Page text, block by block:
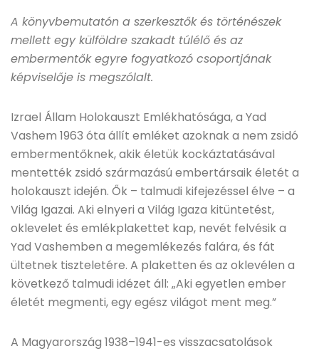
A könyvbemutatón a szerkesztők és történészek
mellett egy külföldre szakadt túlélő és az
embermentők egyre fogyatkozó csoportjának
képviselője is megszólalt.
Izrael Állam Holokauszt Emlékhatósága, a Yad
Vashem 1963 óta állít emléket azoknak a nem zsidó
embermentőknek, akik életük kockáztatásával
mentették zsidó származású embertársaik életét a
holokauszt idején. Ők – talmudi kifejezéssel élve – a
Világ Igazai. Aki elnyeri a Világ Igaza kitüntetést,
oklevelet és emlékplakettet kap, nevét felvésik a
Yad Vashemben a megemlékezés falára, és fát
ültetnek tiszteletére. A plaketten és az oklevélen a
következő talmudi idézet áll: „Aki egyetlen ember
életét megmenti, egy egész világot ment meg.”
A Magyarország 1938–1941-es visszacsatolások